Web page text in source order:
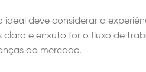
deve considerar a
claro e enxuto for o fluxo de
do mercado.